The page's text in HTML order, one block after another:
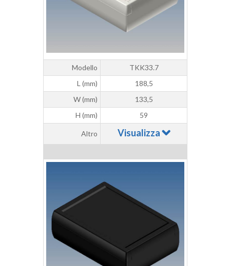
Modello
TKK33.7
L (mm)
188,5
W (mm)
133,5
H (mm)
59
Altro Visualizza